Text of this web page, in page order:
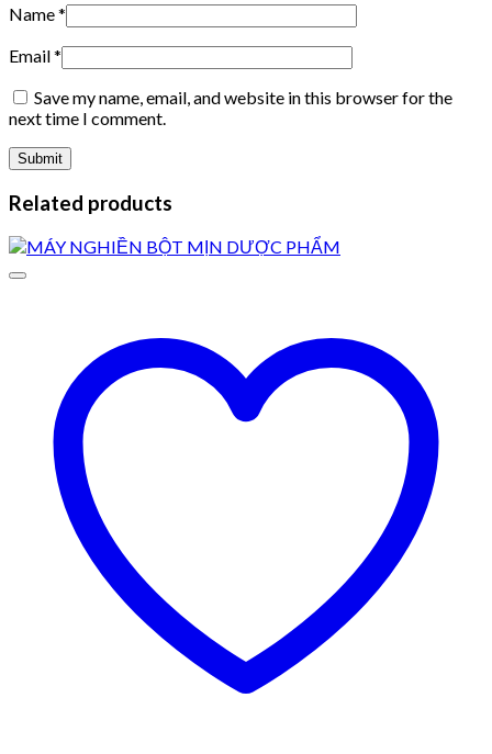
Name*
Email*
Save my name, email, and website in this browser for the
next time I comment.
Related products